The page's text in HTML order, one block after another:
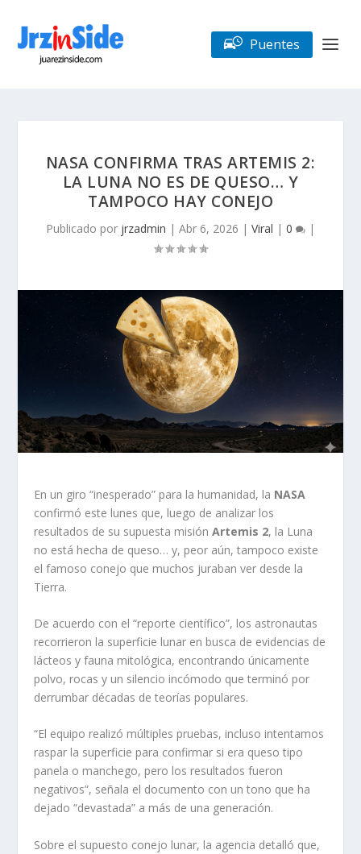
Puentes
NASA CONFIRMA TRAS ARTEMIS 2:
LA LUNA NO ES DE QUESO… Y
TAMPOCO HAY CONEJO
Publicado por jrzadmin | Abr 6, 2026 | Viral | 0 |
En un giro “inesperado” para la humanidad, la NASA
confirmó este lunes que, luego de analizar los
resultados de su supuesta misiónArtemis 2, la Luna
no está hecha de queso… y, peor aún, tampoco existe
el famoso conejo que muchos juraban ver desde la
Tierra.
De acuerdo con el “reporte científico”, los astronautas
recorrieron la superficie lunar en busca de evidencias de
lácteos y fauna mitológica, encontrando únicamente
polvo, rocas y un silencio incómodo que terminó por
derrumbar décadas de teorías populares.
“El equipo realizó múltiples pruebas, incluso intentamos
raspar la superficie para confirmar si era queso tipo
panela o manchego, pero los resultados fueron
negativos”, señala el documento con un tono que ha
dejado “devastada” a más de una generación.
Sobre el supuesto conejo lunar, la agencia detalló que,